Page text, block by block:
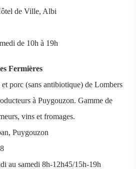
de Ville, Albi
de 10h à 19h
Fermières
porc (sans antibiotique) de Lombers
à Puygouzon. Gamme de
vins et fromages.
Puygouzon
au samedi 8h-12h45/15h-19h